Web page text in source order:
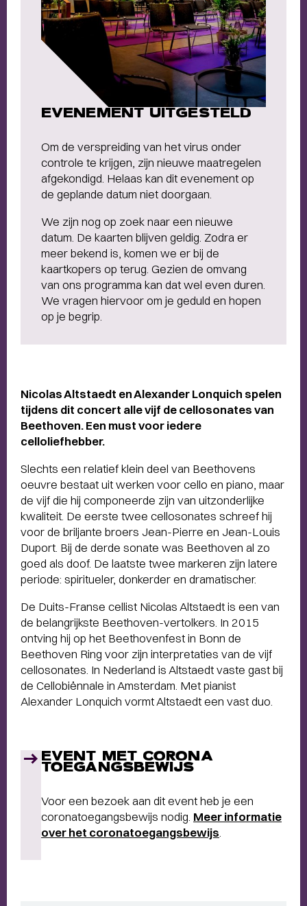
EVENEMENT UITGESTELD
Om de verspreiding van het virus onder
controle te krijgen, zijn nieuwe maatregelen
afgekondigd. Helaas kan dit evenement op
de geplande datum niet doorgaan.
We zijn nog op zoek naar een nieuwe
datum. De kaarten blijven geldig. Zodra er
meer bekend is, komen we er bij de
kaartkopers op terug. Gezien de omvang
van ons programma kan dat wel even duren.
We vragen hiervoor om je geduld en hopen
op je begrip.
Nicolas Altstaedt en Alexander Lonquich spelen
tijdens dit concert alle vijf de cellosonates van
Beethoven. Een must voor iedere
celloliefhebber.
Slechts een relatief klein deel van Beethovens
oeuvre bestaat uit werken voor cello en piano, maar
de vijf die hij componeerde zijn van uitzonderlijke
kwaliteit. De eerste twee cellosonates schreef hij
voor de briljante broers Jean-Pierre en Jean-Louis
Duport. Bij de derde sonate was Beethoven al zo
goed als doof. De laatste twee markeren zijn latere
periode: spiritueler, donkerder en dramatischer.
De Duits-Franse cellist Nicolas Altstaedt is een van
de belangrijkste Beethoven-vertolkers. In 2015
ontving hij op het Beethovenfest in Bonn de
Beethoven Ring voor zijn interpretaties van de vijf
cellosonates. In Nederland is Altstaedt vaste gast bij
de Cellobiënnale in Amsterdam. Met pianist
Alexander Lonquich vormt Altstaedt een vast duo.
EVENT MET CORONA
TOEGANGSBEWIJS
Voor een bezoek aan dit event heb je een
coronatoegangsbewijs nodig. Meer informatie
over het coronatoegangsbewijs